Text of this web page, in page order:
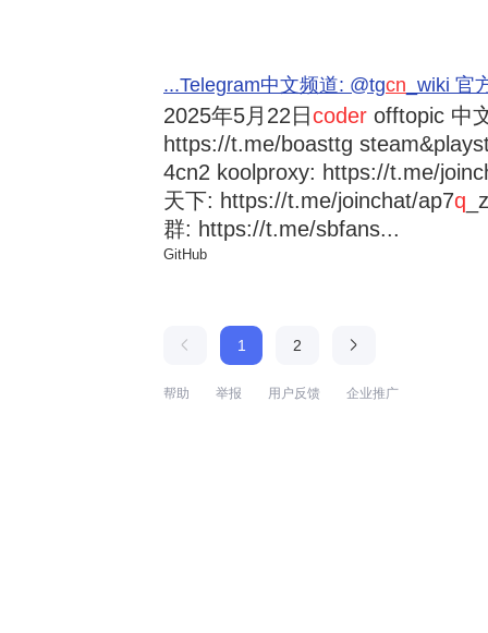
...Telegram中文频道: @tgcn _wiki
2025年5月22日coder offtopic 中
https://t.me/boasttg
4cn2 koolproxy: https://t.me/
天下: https://t.me/joinchat/ap7q
群: https://t.me/sbfans...
GitHub
1 2
帮助 举报 用户反馈 企业推广